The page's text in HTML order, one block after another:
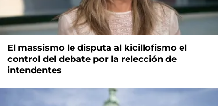
El massismo le disputa al kicillofismo el
control del debate por la relección de
intendentes